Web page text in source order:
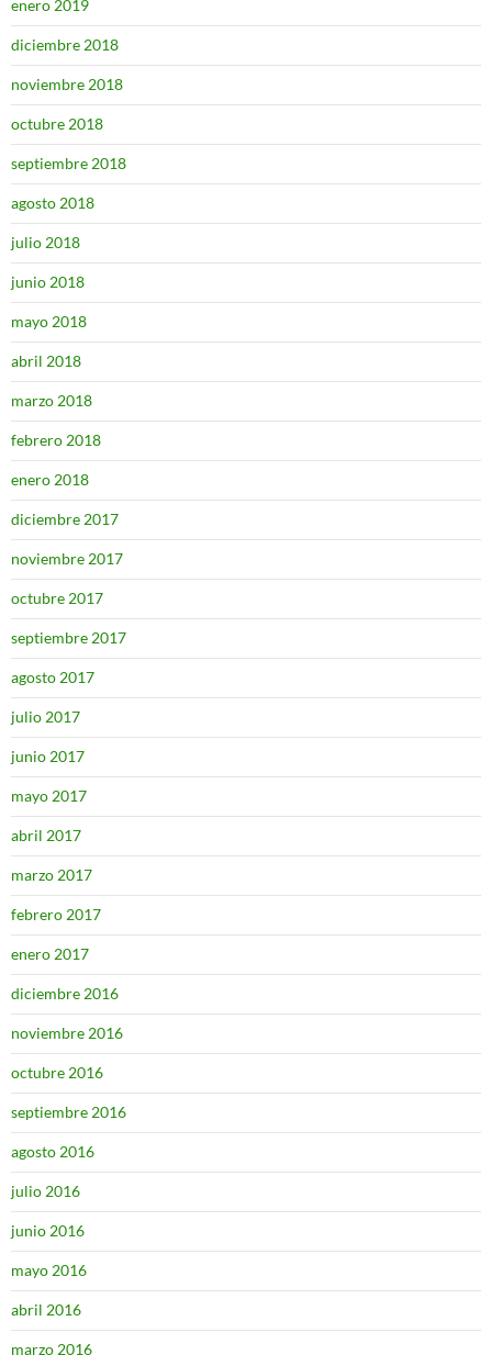
enero 2019
diciembre 2018
noviembre 2018
octubre 2018
septiembre 2018
agosto 2018
julio 2018
junio 2018
mayo 2018
abril 2018
marzo 2018
febrero 2018
enero 2018
diciembre 2017
noviembre 2017
octubre 2017
septiembre 2017
agosto 2017
julio 2017
junio 2017
mayo 2017
abril 2017
marzo 2017
febrero 2017
enero 2017
diciembre 2016
noviembre 2016
octubre 2016
septiembre 2016
agosto 2016
julio 2016
junio 2016
mayo 2016
abril 2016
marzo 2016